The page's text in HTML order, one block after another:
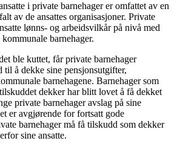
i private barnehager er omfattet av en
av de ansattes organisasjoner. Private
lønns- og arbeidsvilkår på nivå med
barnehager.
ble kuttet, får private barnehager
til å dekke sine pensjonsutgifter,
barnehagene. Barnehager som
dekker har blitt lovet å få dekket
private barnehager avslag på sine
er avgjørende for fortsatt gode
barnehager må få tilskudd som dekker
sine ansatte.